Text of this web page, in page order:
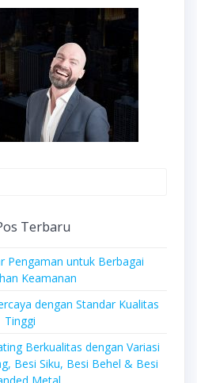
Terbaru
Pengaman untuk Berbagai
Keamanan
dengan Standar Kualitas
Tinggi
Berkualitas dengan Variasi
Besi Siku, Besi Behel & Besi